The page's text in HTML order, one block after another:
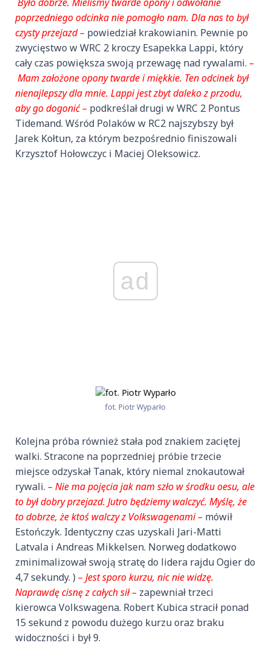
poprzedniego odcinka nie pomogło nam. Dla nas to był
czysty przejazd – powiedział krakowianin. Pewnie po
zwycięstwo w WRC 2 kroczy Esapekka Lappi, który
cały czas powiększa swoją przewagę nad rywalami. –
Mam założone opony twarde i miękkie. Ten odcinek był
nienajlepszy dla mnie. Lappi jest zbyt daleko z przodu,
aby go dogonić – podkreślał drugi w WRC 2 Pontus
Tidemand. Wśród Polaków w RC2 najszybszy był
Jarek Kołtun, za którym bezpośrednio finiszowali
Krzysztof Hołowczyc i Maciej Oleksowicz.
ad
fot. Piotr Wyparło
Kolejna próba również stała pod znakiem zaciętej
walki. Stracone na poprzedniej próbie trzecie
miejsce odzyskał Tanak, który niemal znokautował
rywali. – Nie ma pojęcia jak nam szło w środku oesu, ale
to był dobry przejazd. Jutro będziemy walczyć. Myślę, że
to dobrze, że ktoś walczy z Volkswagenami – mówił
Estończyk. Identyczny czas uzyskali Jari-Matti
Latvala i Andreas Mikkelsen. Norweg dodatkowo
zminimalizował swoją stratę do lidera rajdu Ogier do
4,7 sekundy. ) – Jest sporo kurzu, nic nie widzę.
Naprawdę cisnę z całych sił – zapewniał trzeci
kierowca Volkswagena. Robert Kubica stracił ponad
15 sekund z powodu dużego kurzu oraz braku
widoczności i był 9.